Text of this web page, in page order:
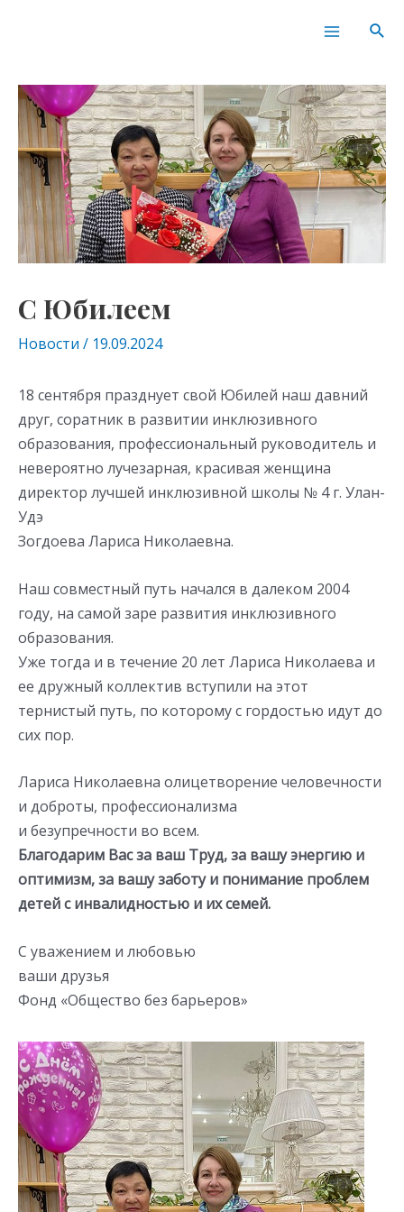
Main
С Юбилеем
Новости / 19.09.2024
18 сентября празднует свой Юбилей наш давний
друг, соратник в развитии инклюзивного
образования, профессиональный руководитель и
невероятно лучезарная, красивая женщина
директор лучшей инклюзивной школы № 4 г. Улан-
Удэ
Зогдоева Лариса Николаевна.
Наш совместный путь начался в далеком 2004
году, на самой заре развития инклюзивного
образования.
Уже тогда и в течение 20 лет Лариса Николаева и
ее дружный коллектив вступили на этот
тернистый путь, по которому с гордостью идут до
сих пор.
Лариса Николаевна олицетворение человечности
и доброты, профессионализма
и безупречности во всем.
Благодарим Вас за ваш Труд, за вашу энергию и
оптимизм, за вашу заботу и понимание проблем
детей с инвалидностью и их семей.
С уважением и любовью
ваши друзья
Фонд «Общество без барьеров»